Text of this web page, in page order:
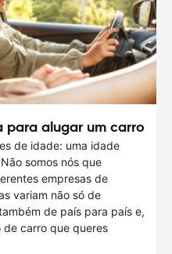
para alugar um carro
de idade: uma idade
somos nós que
empresas de
variam não só de
de país para país e,
carro que queres